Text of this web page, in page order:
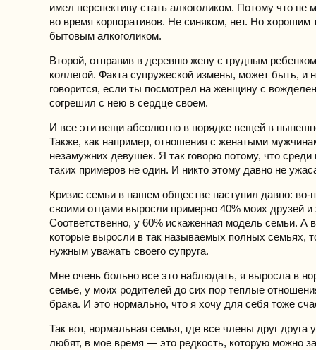
имел перспективу стать алкоголиком. Потому что не
во время корпоративов. Не синяком, нет. Но хорошим
бытовым алкоголиком.
Второй, отправив в деревню жену с грудным
коллегой. Факта супружеской измены, может быть, и
говорится, если ты посмотрел на женщину с
согрешил с нею в сердце своем.
И все эти вещи абсолютно в порядке вещей в
Также, как например, отношения с женатыми
незамужних девушек. Я так говорю потому, что
таких примеров не один. И никто этому давно не
Кризис семьи в нашем обществе наступил давно: во-
своими отцами выросли примерно 40% моих друзей и
Соответственно, у 60% искаженная модель семьи. А
которые выросли в так называемых полных семьях,
нужным уважать своего супруга.
Мне очень больно все это наблюдать, я выросла в
семье, у моих родителей до сих пор теплые
брака. И это нормально, что я хочу для себя тоже
Так вот, нормальная семья, где все члены друг друга
любят, в мое время — это редкость, которую можно